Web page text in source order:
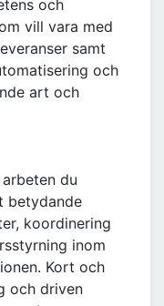
och
vill vara med
samt
och
art och
du
betydande
koordinering
inom
Kort och
och driven